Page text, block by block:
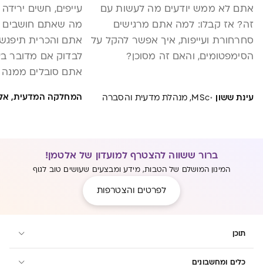
אתם לא ממש יודעים מה לעשות עם
זה? אז קבלו: למה אתם מרגישים
סחרחורת ועייפות, איך אפשר להקל על
הסימפטומים, והאם זה מסוכן?
עינת ששון ·MSc, מנהלת מדעית והסברה
עייפים, חשים
מה שאתם חושבים
אתם והכרית
לבדוק אם מדובר
אתם סובלים
המחלקה המדעית,
ברור ששווה להצטרף למועדון של אלטמן!
המינון המושלם של הטבות, מידע ומבצעים שעושים טוב לגוף
לפרטים והצטרפות
תוכן
כלים ומחשבונים